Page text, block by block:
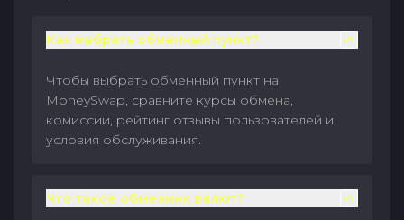
Как выбрать обменный пункт?
Чтобы выбрать обменный пункт на
MoneySwap, сравните курсы обмена,
комиссии, рейтинг отзывы пользователей и
условия обслуживания.
Что такое обменник валют?